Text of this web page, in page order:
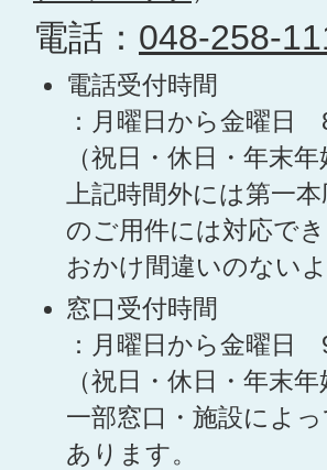
電話： 048-258-
電話受付時間
：月曜日から金曜日
（祝日・休日・年末年
上記時間外には第一
のご用件には対応でき
おかけ間違いのない
窓口受付時間
：月曜日から金曜日
（祝日・休日・年末年
一部窓口・施設によ
あります。